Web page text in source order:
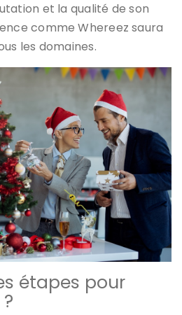
et la qualité de son
comme Whereez saura
les domaines.
étapes pour